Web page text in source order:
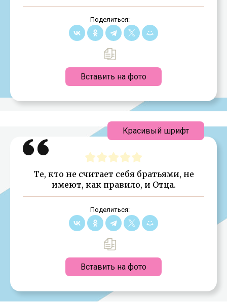
Поделиться:
Вставить на фото
Те, кто не считает себя братьями, не
имеют, как правило, и Отца.
Поделиться:
Вставить на фото
Красивый шрифт